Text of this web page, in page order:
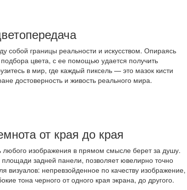
собой границы реальности и искусством. Опираясь
цвета, с ее помощью удается получить
в мир, где каждый пиксель — это мазок кисти
достоверность и живость реального мира.
от края до края
любого изображения в прямом смысле берет за душу.
задней панели, позволяет ювелирно точно
визуалов: непревзойденное по качеству изображение,
тона черного от одного края экрана, до другого.